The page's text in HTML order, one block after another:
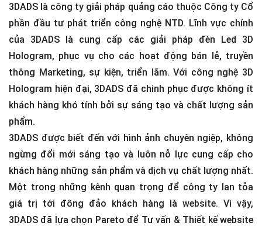
3DADS là công ty giải pháp quảng cáo thuộc Công ty Cổ
phần đầu tư phát triển công nghệ NTD. Lĩnh vực chính
của 3DADS là cung cấp các giải pháp đèn Led 3D
Hologram, phục vụ cho các hoạt động bán lẻ, truyền
thông Marketing, sự kiện, triển lãm. Với công nghệ 3D
Hologram hiện đại, 3DADS đã chinh phục được không ít
khách hàng khó tính bởi sự sáng tạo và chất lượng sản
phẩm.
3DADS được biết đến với hình ảnh chuyên ngiệp, không
ngừng đổi mới sáng tạo và luôn nỗ lực cung cấp cho
khách hàng những sản phẩm và dịch vụ chất lượng nhất.
Một trong những kênh quan trọng để công ty lan tỏa
giá trị tới đông đảo khách hàng là website. Vì vậy,
3DADS đã lựa chọn Pareto để Tư vấn & Thiết kế website